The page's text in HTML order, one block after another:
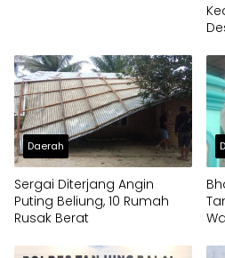
Daerah
Sergai Diterjang Angin
Puting Beliung, 10 Rumah
Rusak Berat